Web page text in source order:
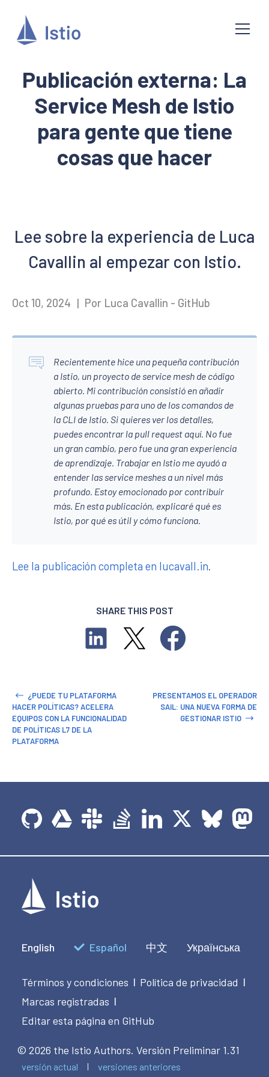
Publicación externa: La
Service Mesh de Istio
para gente que tiene
cosas que hacer
Lee sobre la experiencia de Luca
Cavallin al empezar con Istio.
Oct 10, 2024 | Por Luca Cavallin - GitHub
Recientemente hice una pequeña contribución
a Istio, un proyecto de service mesh de código
abierto. Mi contribución consistió en añadir
algunas pruebas para uno de los comandos de
la CLI de Istio. Si quieres ver los detalles,
puedes encontrar la pull request aquí. No fue
un gran cambio, pero fue una gran experiencia
de aprendizaje. Trabajar en Istio me ayudó a
entender las service meshes a un nivel más
profundo. Estoy emocionado por contribuir
más. En esta publicación, explicaré qué es
Istio, por qué es útil y cómo funciona.
Lee la publicación completa en lucavall.in.
SHARE THIS POST
¿PUEDE TU PLATAFORMA
HACER POLÍTICAS? ACELERA
EQUIPOS CON LA FUNCIONALIDAD
DE POLÍTICAS L7 DE LA
PLATAFORMA
PRESENTAMOS EL OPERADOR
SAIL: UNA NUEVA FORMA DE
GESTIONAR ISTIO
English Español 中文 Українська
Términos y condiciones | Política de privacidad |
Marcas registradas |
Editar esta página en GitHub
© 2026 the Istio Authors. Versión Preliminar 1.31
versión actual versiones anteriores